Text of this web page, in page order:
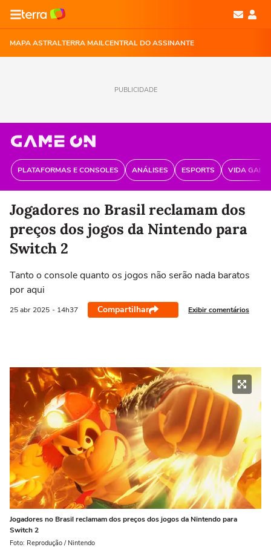
MAPA ASTRALTERRA MAILCENTRAL DO ASSINANTE
PUBLICIDADE
PLATAFORMAS E CONSOLES ANÁLISES ESPORTS VIDA
Jogadores no Brasil reclamam dos
preços dos jogos da Nintendo para
Switch 2
Tanto o console quanto os jogos não serão nada baratos
por aqui
25 abr 2025 - 14h37 Compartilhar Exibir comentários
Jogadores no Brasil reclamam dos preços dos jogos da Nintendo para
Switch 2
Foto: Reprodução / Nintendo